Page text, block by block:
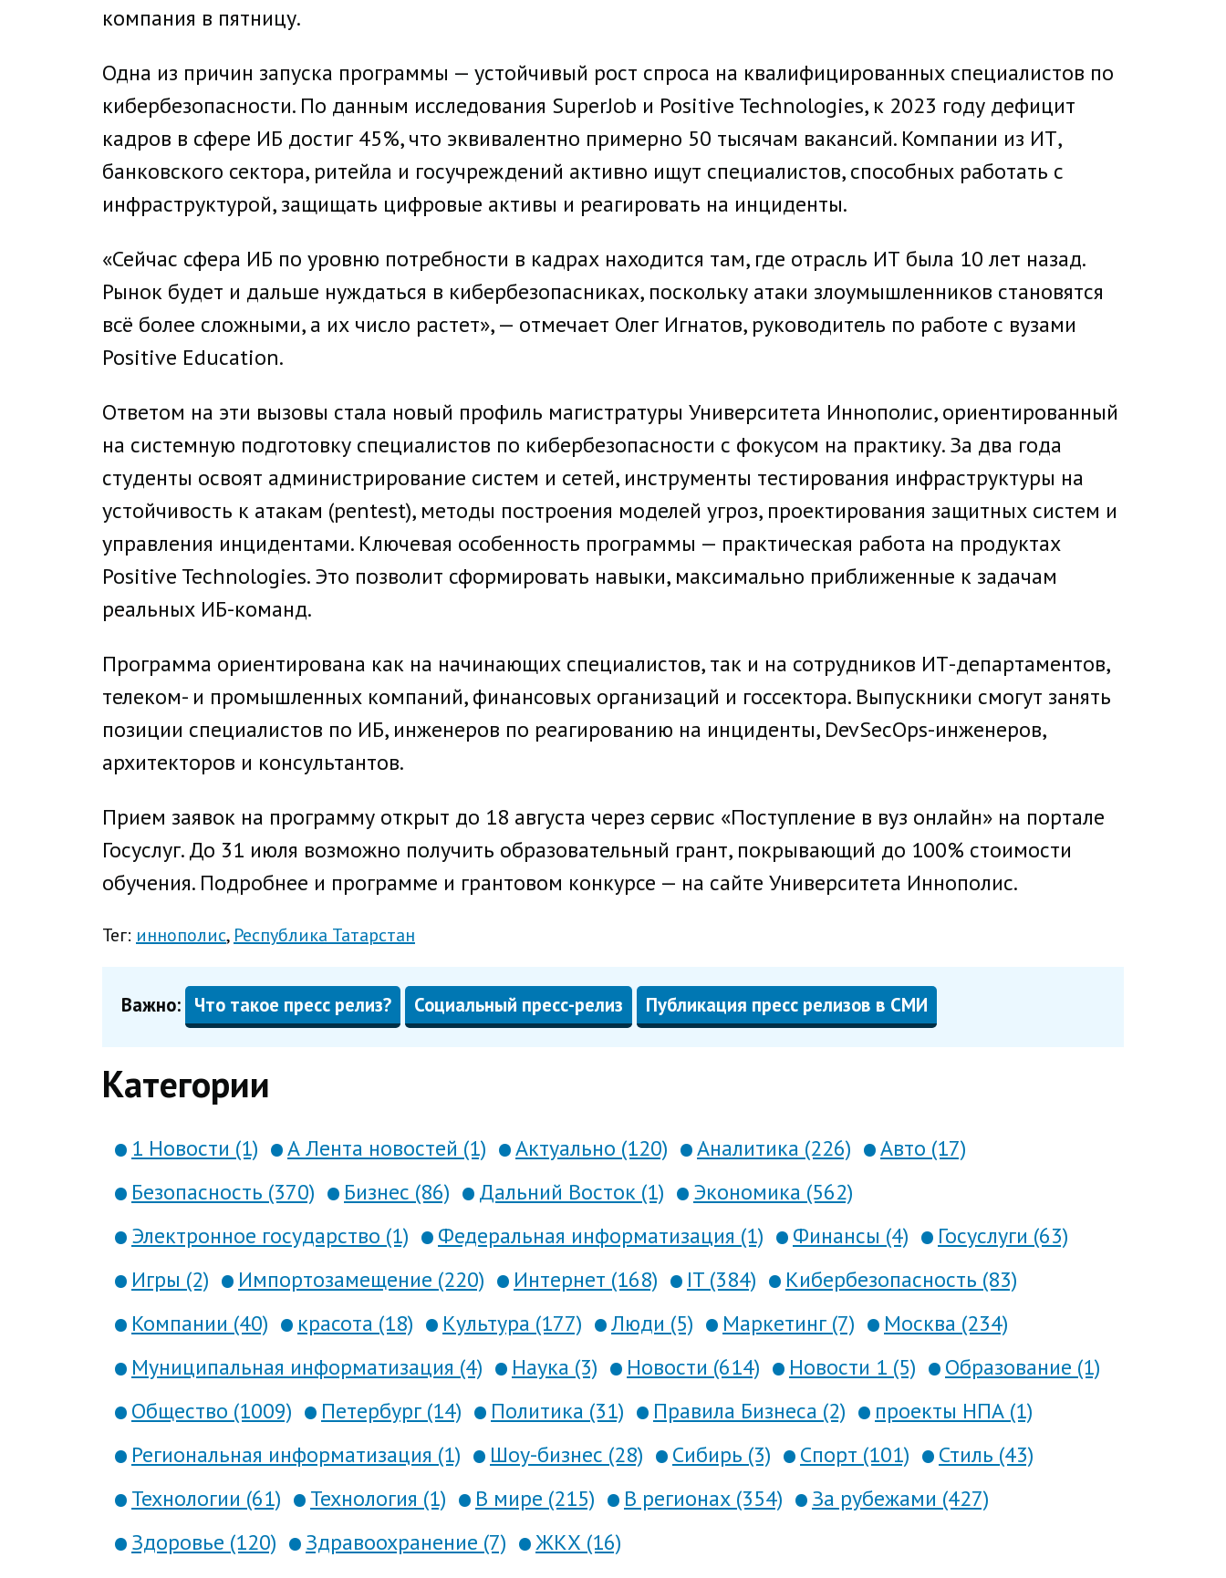
компания в пятницу.
Одна из причин запуска программы — устойчивый рост спроса на квалифицированных специалистов по
кибербезопасности. По данным исследования SuperJob и Positive Technologies, к 2023 году дефицит
кадров в сфере ИБ достиг 45%, что эквивалентно примерно 50 тысячам вакансий. Компании из ИТ,
банковского сектора, ритейла и госучреждений активно ищут специалистов, способных работать с
инфраструктурой, защищать цифровые активы и реагировать на инциденты.
«Сейчас сфера ИБ по уровню потребности в кадрах находится там, где отрасль ИТ была 10 лет назад.
Рынок будет и дальше нуждаться в кибербезопасниках, поскольку атаки злоумышленников становятся
всё более сложными, а их число растет», — отмечает Олег Игнатов, руководитель по работе с вузами
Positive Education.
Ответом на эти вызовы стала новый профиль магистратуры Университета Иннополис, ориентированный
на системную подготовку специалистов по кибербезопасности с фокусом на практику. За два года
студенты освоят администрирование систем и сетей, инструменты тестирования инфраструктуры на
устойчивость к атакам (pentest), методы построения моделей угроз, проектирования защитных систем и
управления инцидентами. Ключевая особенность программы — практическая работа на продуктах
Positive Technologies. Это позволит сформировать навыки, максимально приближенные к задачам
реальных ИБ-команд.
Программа ориентирована как на начинающих специалистов, так и на сотрудников ИТ-департаментов,
телеком- и промышленных компаний, финансовых организаций и госсектора. Выпускники смогут занять
позиции специалистов по ИБ, инженеров по реагированию на инциденты, DevSecOps-инженеров,
архитекторов и консультантов.
Прием заявок на программу открыт до 18 августа через сервис «Поступление в вуз онлайн» на портале
Госуслуг. До 31 июля возможно получить образовательный грант, покрывающий до 100% стоимости
обучения. Подробнее и программе и грантовом конкурсе — на сайте Университета Иннополис.
Тег: иннополис Республика Татарстан
Важно: Что такое пресс релиз? Социальный пресс-релиз Публикация пресс релизов в СМИ
Категории
1 Новости (1) А Лента новостей (1) Актуально (120) Аналитика (226)
Авто (17)
Безопасность (370)
Бизнес (86) Дальний Восток (1)
Экономика (562)
Электронное государство (1)
Федеральная информатизация (1) Финансы (4)
Госуслуги (63)
Игры (2)
Импортозамещение (220) Интернет (168) IT (384)
Кибербезопасность (83)
Компании (40)
красота (18) Культура (177) Люди (5) Маркетинг (7)
Москва (234)
Муниципальная информатизация (4)
Наука (3) Новости (614) Новости 1 (5)
Образование (1)
Общество (1009)
Петербург (14) Политика (31) Правила Бизнеса (2)
проекты НПА (1)
Региональная информатизация (1)
Шоу-бизнес (28) Сибирь (3) Спорт (101)
Стиль (43)
Технологии (61)
Технология (1) В мире (215) В регионах (354)
За рубежами (427)
Здоровье (120)
Здравоохранение (7) ЖКХ (16)